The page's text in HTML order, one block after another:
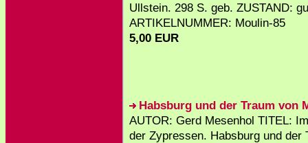
Ullstein. 298 S. geb. ZUSTAND:
ARTIKELNUMMER: Moulin-85
5,00 EUR
Habsburg und der Traum von
AUTOR: Gerd Mesenhol TITEL:
der Zypressen. Habsburg und der